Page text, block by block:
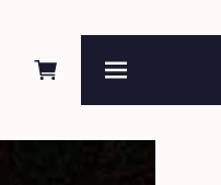
Online reserveren
Agenda